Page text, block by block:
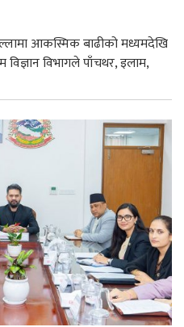
आकस्मिक बाढीको मध्यमदेखि
विभागले पाँचथर, इलाम,